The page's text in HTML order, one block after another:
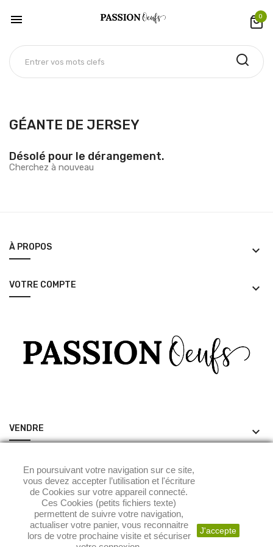
 0
GÉANTE DE JERSEY
Désolé pour le dérangement.
Cherchez à nouveau
À PROPOS keyboard_arrow_down
VOTRE COMPTE keyboard_arrow_down
En poursuivant votre navigation sur ce site,
vous devez accepter l’utilisation et l'écriture
de Cookies sur votre appareil connecté.
Ces Cookies (petits fichiers texte)
permettent de suivre votre navigation,
actualiser votre panier, vous reconnaitre
lors de votre prochaine visite et sécuriser
J'accepte
VENDRE keyboard_arrow_down
ACHETER